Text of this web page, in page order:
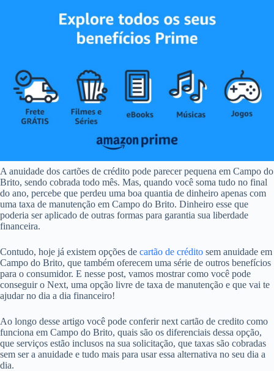
A anuidade dos cartões de crédito pode parecer pequena em Campo do
Brito, sendo cobrada todo mês. Mas, quando você soma tudo no final
do ano, percebe que perdeu uma boa quantia de dinheiro apenas com
uma taxa de manutenção em Campo do Brito. Dinheiro esse que
poderia ser aplicado de outras formas para garantia sua liberdade
financeira.
Contudo, hoje já existem opções de cartão de crédito sem anuidade em
Campo do Brito, que também oferecem uma série de outros benefícios
para o consumidor. E nesse post, vamos mostrar como você pode
conseguir o Next, uma opção livre de taxa de manutenção e que vai te
ajudar no dia a dia financeiro!
Ao longo desse artigo você pode conferir next cartão de credito como
funciona em Campo do Brito, quais são os diferenciais dessa opção,
que serviços estão inclusos na sua solicitação, que taxas são cobradas
sem ser a anuidade e tudo mais para usar essa alternativa no seu dia a
dia.